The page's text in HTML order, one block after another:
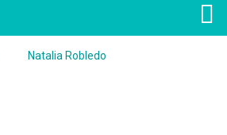
Natalia Robledo